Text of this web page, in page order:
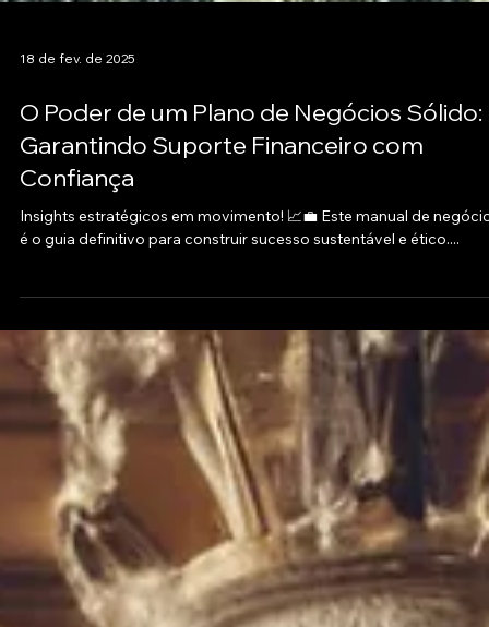
18 de fev. de 2025
O Poder de um Plano de Negócios Sólido:
Garantindo Suporte Financeiro com
Confiança
é o guia definitivo para construir sucesso sustentável e ético....